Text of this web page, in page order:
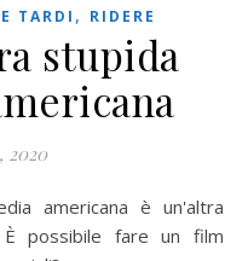
TARDI , RIDERE
stupida
2020
È possibile fare un film